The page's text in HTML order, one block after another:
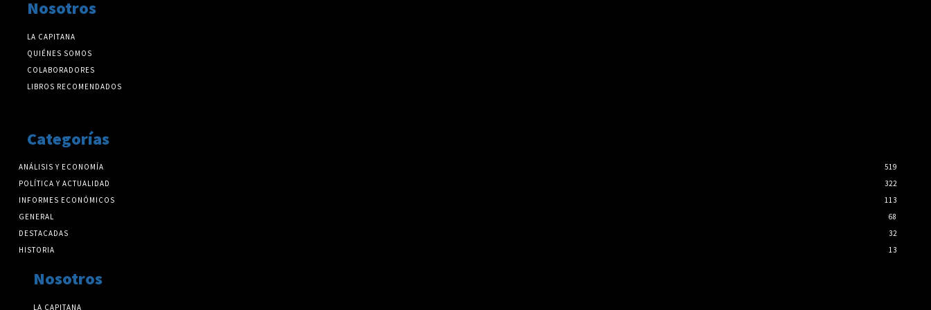
Nosotros
LA CAPITANA
QUIÉNES SOMOS
COLABORADORES
LIBROS RECOMENDADOS
Categorías
ANÁLISIS Y ECONOMÍA
519
POLÍTICA Y ACTUALIDAD
322
INFORMES ECONÓMICOS
113
GENERAL
68
DESTACADAS
32
HISTORIA
13
Nosotros
LA CAPITANA